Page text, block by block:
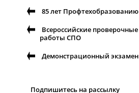
85 лет Профтехобразованию
Всероссийские проверочные
работы СПО
Демонстрационный экзамен
Подпишитесь на рассылку